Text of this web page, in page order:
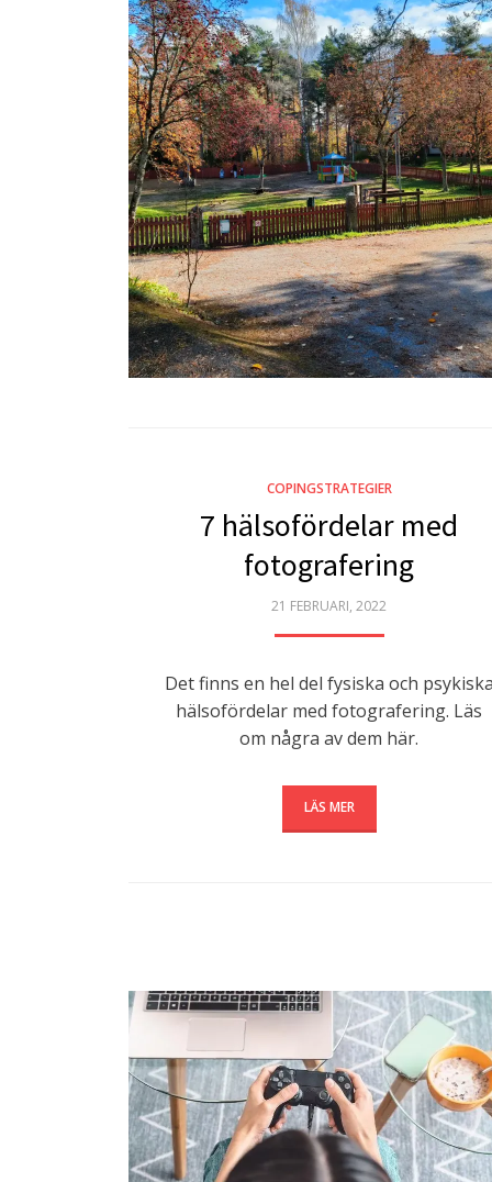
COPINGSTRATEGIER
7 hälsofördelar med
fotografering
POSTED
21 FEBRUARI, 2022
Det finns en hel del fysiska och
hälsofördelar med fotografering. Läs
om några av dem här.
LÄS MER